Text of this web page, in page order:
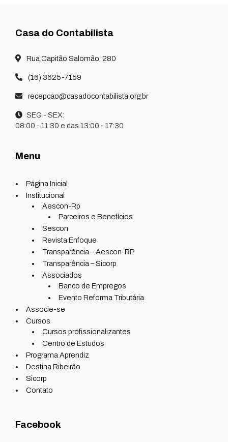
Casa do Contabilista
Rua Capitão Salomão, 280
(16) 3625-7159
recepcao@casadocontabilista.org.br
SEG - SEX:
08:00 - 11:30 e das 13:00 - 17:30
Menu
Página Inicial
Institucional
Aescon-Rp
Parceiros e Benefícios
Sescon
Revista Enfoque
Transparência – Aescon-RP
Transparência – Sicorp
Associados
Banco de Empregos
Evento Reforma Tributária
Associe-se
Cursos
Cursos profissionalizantes
Centro de Estudos
Programa Aprendiz
Destina Ribeirão
Sicorp
Contato
Facebook